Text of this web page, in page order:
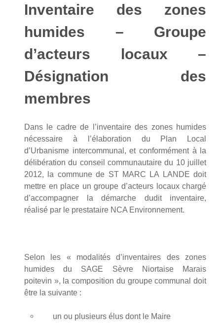
Inventaire des zones
humides – Groupe
d’acteurs locaux –
Désignation des
membres
Dans le cadre de l’inventaire des zones humides
nécessaire à l’élaboration du Plan Local
d’Urbanisme intercommunal, et conformément à la
délibération du conseil communautaire du 10 juillet
2012, la commune de ST MARC LA LANDE doit
mettre en place un groupe d’acteurs locaux chargé
d’accompagner la démarche dudit inventaire,
réalisé par le prestataire NCA Environnement.
Selon les « modalités d’inventaires des zones
humides du SAGE Sèvre Niortaise Marais
poitevin », la composition du groupe communal doit
être la suivante :
un ou plusieurs élus dont le Maire